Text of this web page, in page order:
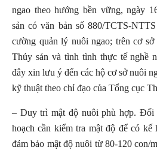
ngao theo hướng bền vững, ngày
sản có văn bản số 880/TCTS-
cường quản lý nuôi ngao; trên cơ
Thủy sản và tình tình thực tế nghề
đây xin lưu ý đến các hộ cơ sở nuôi
kỹ thuật theo chỉ đạo của Tổng cục
– Duy trì mật độ nuôi phù hợp. Đối
hoạch cần kiểm tra mật độ để có kế
đảm bảo mật độ nuôi từ 80-120 con/